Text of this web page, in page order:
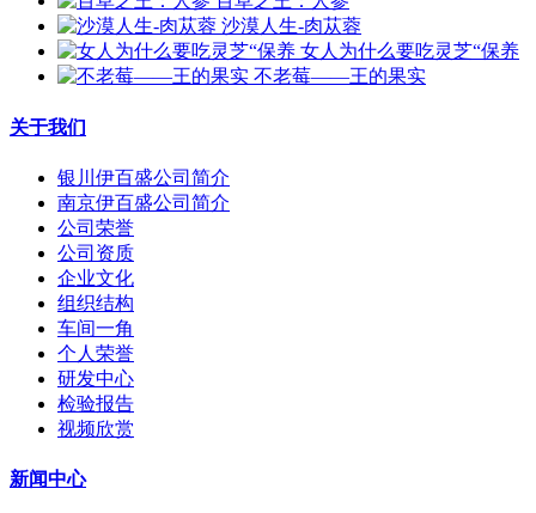
沙漠人生-肉苁蓉
女人为什么要吃灵芝“保养
不老莓——王的果实
关于我们
银川伊百盛公司简介
南京伊百盛公司简介
公司荣誉
公司资质
企业文化
组织结构
车间一角
个人荣誉
研发中心
检验报告
视频欣赏
新闻中心